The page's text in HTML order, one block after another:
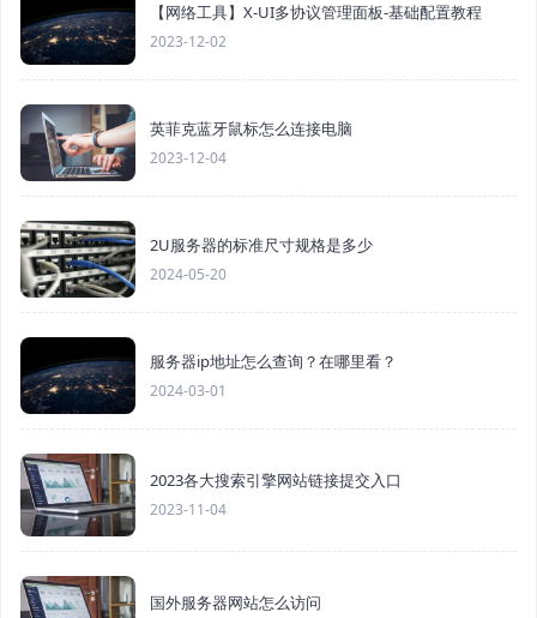
【网络工具】X-UI多协议管理面板-基础配置教程
2023-12-02
英菲克蓝牙鼠标怎么连接电脑
2023-12-04
2U服务器的标准尺寸规格是多少
2024-05-20
服务器ip地址怎么查询？在哪里看？
2024-03-01
2023各大搜索引擎网站链接提交入口
2023-11-04
国外服务器网站怎么访问